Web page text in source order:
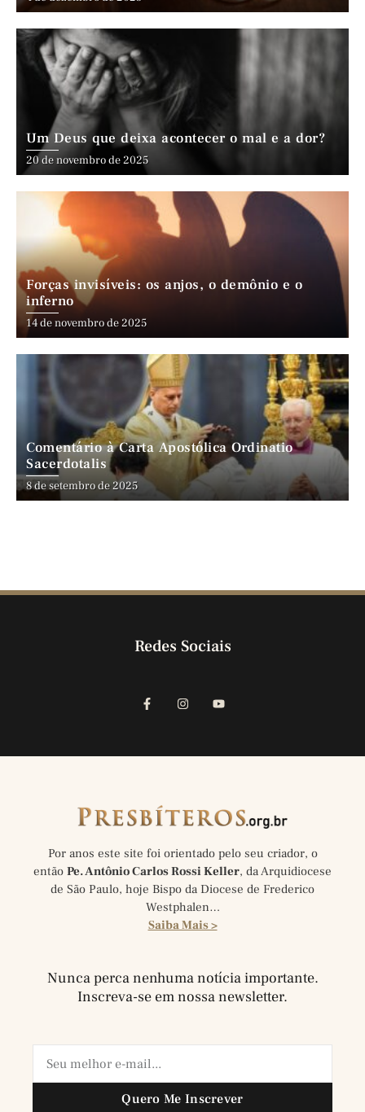
Um Deus que deixa acontecer o mal e a dor?
20 de novembro de 2025
Forças invisíveis: os anjos, o demônio e o
inferno
14 de novembro de 2025
Comentário à Carta Apostólica Ordinatio
Sacerdotalis
8 de setembro de 2025
Redes Sociais
Por anos este site foi orientado pelo seu criador, o
então Pe. Antônio Carlos Rossi Keller, da Arquidiocese
de São Paulo, hoje Bispo da Diocese de Frederico
Westphalen…
Saiba Mais >
Nunca perca nenhuma notícia importante.
Inscreva-se em nossa newsletter.
Quero Me Inscrever